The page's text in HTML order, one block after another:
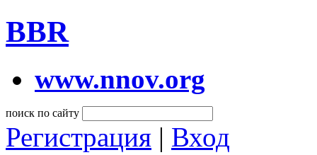
BBR
www.nnov.org
поиск по сайту
Регистрация | Вход